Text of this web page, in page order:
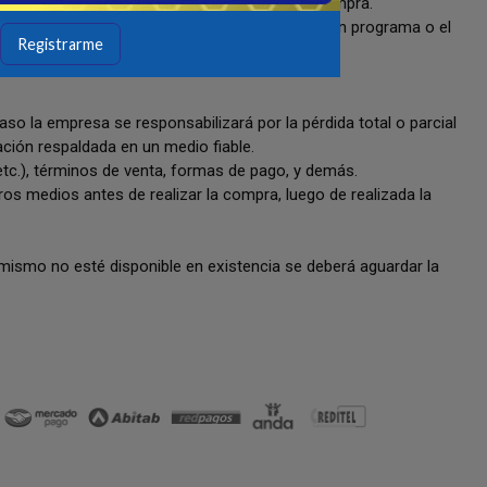
instalación o actualización incorrecta de algún programa o el
la empresa se responsabilizará por la pérdida total o parcial
respaldada en un medio fiable.
términos de venta, formas de pago, y demás.
medios antes de realizar la compra, luego de realizada la
no esté disponible en existencia se deberá aguardar la
Registrarme